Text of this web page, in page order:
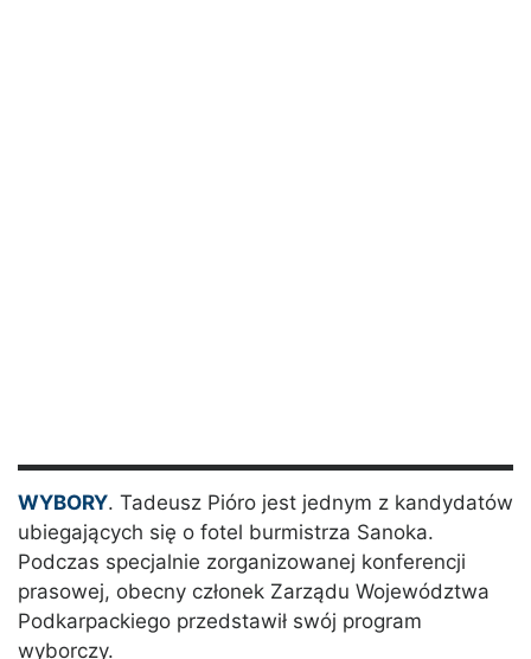
WYBORY. Tadeusz Pióro jest jednym z kandydatów
ubiegających się o fotel burmistrza Sanoka.
Podczas specjalnie zorganizowanej konferencji
prasowej, obecny członek Zarządu Województwa
Podkarpackiego przedstawił swój program
wyborczy.